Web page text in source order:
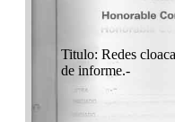
Titulo: Redes
de informe.-